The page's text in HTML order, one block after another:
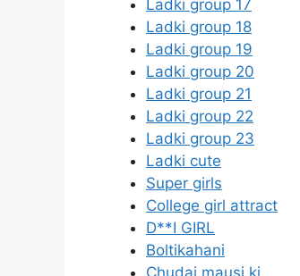
Ladki group 17
Ladki group 18
Ladki group 19
Ladki group 20
Ladki group 21
Ladki group 22
Ladki group 23
Ladki cute
Super girls
College girl attract
D**I GIRL
Boltikahani